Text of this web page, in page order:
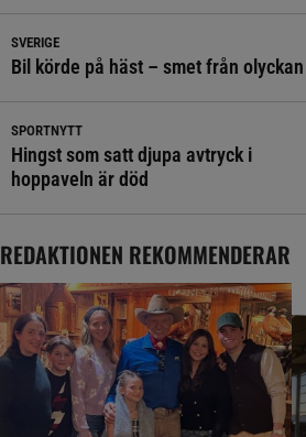
SVERIGE
Bil körde på häst – smet från olyckan
SPORTNYTT
Hingst som satt djupa avtryck i
hoppaveln är död
REDAKTIONEN REKOMMENDERAR